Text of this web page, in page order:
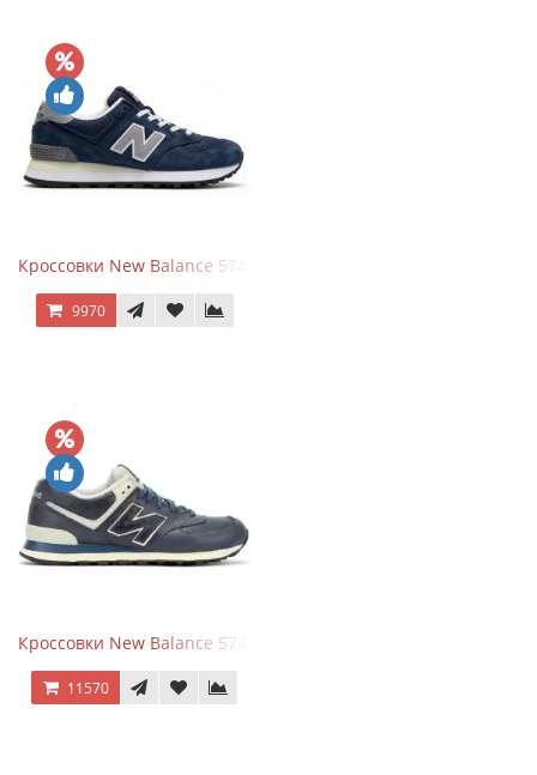
Кроссовки New Balance 574 Classic Blue Grey
9970
Кроссовки New Balance 574 Classic Blue White Leather
11570